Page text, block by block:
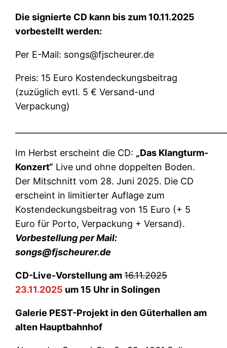
Die signierte CD kann bis zum 10.11.2025
vorbestellt werden:
Per E-Mail: songs@fjscheurer.de
Preis: 15 Euro Kostendeckungsbeitrag
(zuzüglich evtl. 5 € Versand-und
Verpackung)
Im Herbst erscheint die CD: „Das Klangturm-
Konzert“ Live und ohne doppelten Boden.
Der Mitschnitt vom 28. Juni 2025. Die CD
erscheint in limitierter Auflage zum
Kostendeckungsbeitrag von 15 Euro (+ 5
Euro für Porto, Verpackung + Versand).
Vorbestellung per Mail:
songs@fjscheurer.de
CD-Live-Vorstellung am16.11.2025
23.11.2025 um 15 Uhr in Solingen
Galerie PEST-Projekt in den Güterhallen am
alten Hauptbahnhof